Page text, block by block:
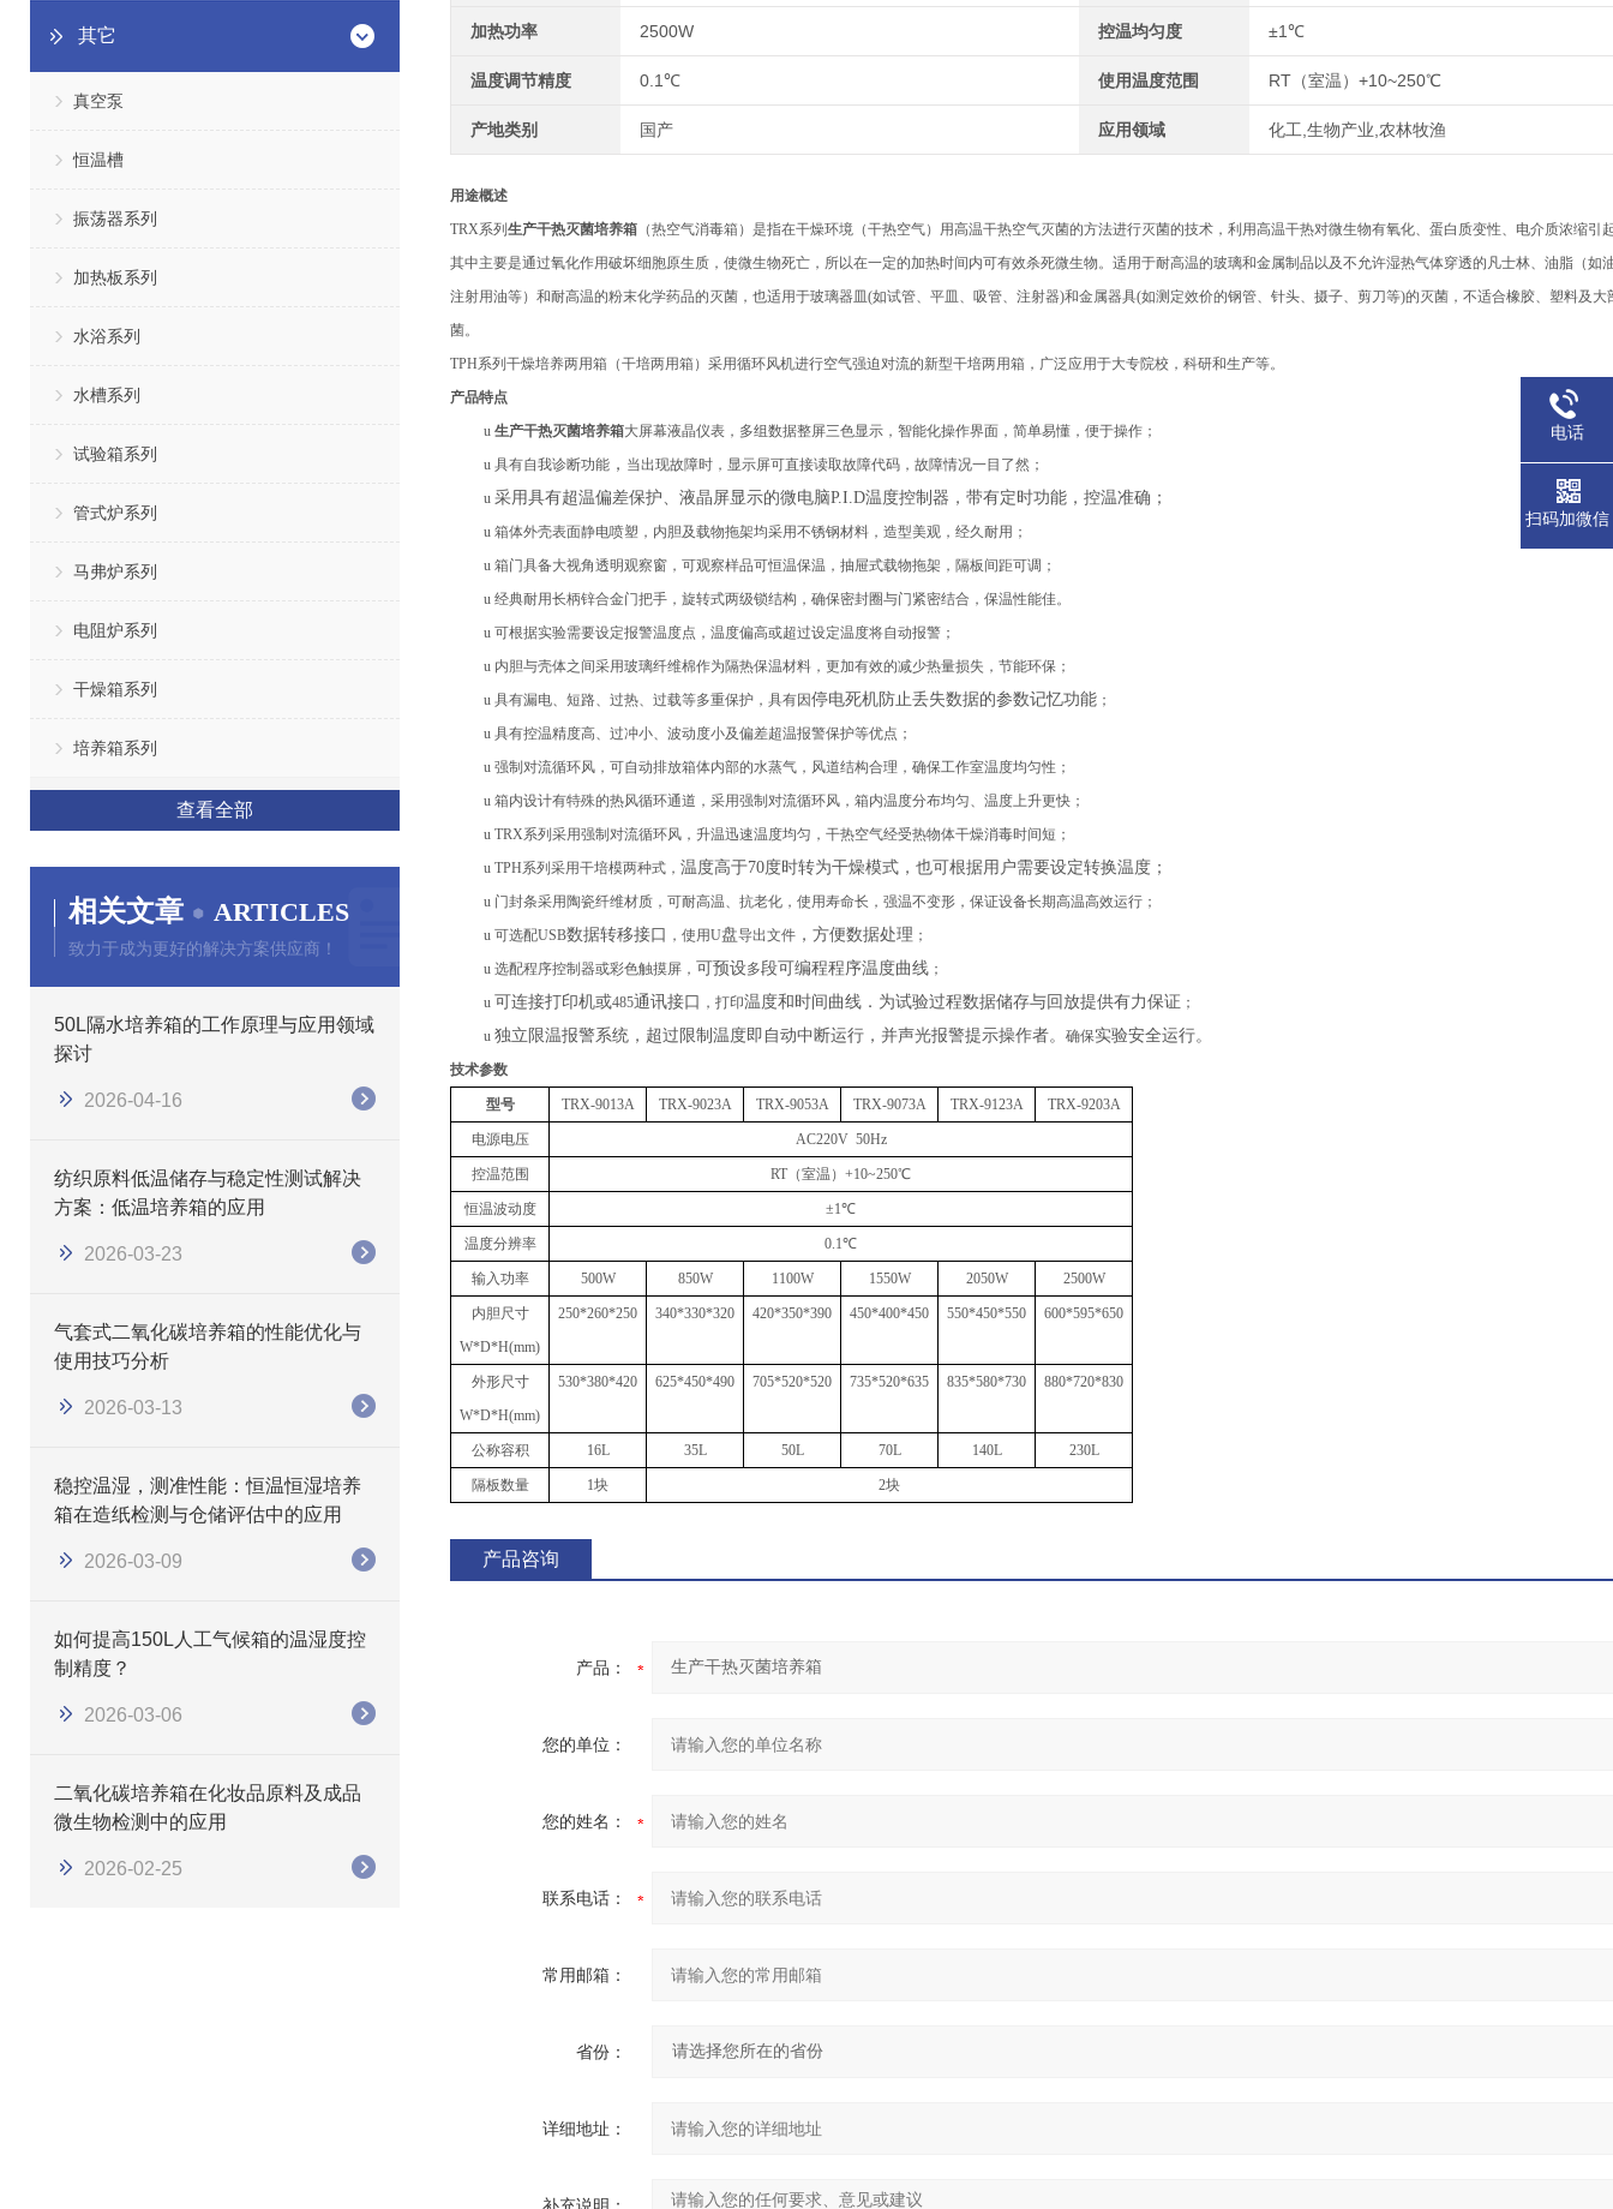
其它
真空泵
恒温槽
振荡器系列
加热板系列
水浴系列
水槽系列
试验箱系列
管式炉系列
马弗炉系列
电阻炉系列
干燥箱系列
培养箱系列
查看全部
相关文章 ARTICLES
致力于成为更好的解决方案供应商！
50L隔水培养箱的工作原理与应用领域
探讨
2026-04-16
纺织原料低温储存与稳定性测试解决
方案：低温培养箱的应用
2026-03-23
气套式二氧化碳培养箱的性能优化与
使用技巧分析
2026-03-13
稳控温湿，测准性能：恒温恒湿培养
箱在造纸检测与仓储评估中的应用
2026-03-09
如何提高150L人工气候箱的温湿度控
制精度？
2026-03-06
二氧化碳培养箱在化妆品原料及成品
微生物检测中的应用
2026-02-25
加热功率 2500W 控温均匀度 ±1℃
温度调节精度 0.1℃ 使用温度范围 RT（室温）+10~250℃
产地类别 国产 应用领域 化工,生物产业,农林牧渔
用途概述
TRX系列 生产干热灭菌培养箱 （热空气消毒箱）是指在干燥环境（干热空气）用高温干热空气灭菌的方法进行灭菌的技术，利用高温干热对微生物有氧化、蛋白质变性、电介质浓缩引
其中主要是通过氧化作用破坏细胞原生质，使微生物死亡，所以在一定的加热时间内可有效杀死微生物。适用于耐高温的玻璃和金属制品以及不允许湿热气体穿透的凡士林、油脂（如
注射用油等）和耐高温的粉末化学药品的灭菌，也适用于玻璃器皿(如试管、平皿、吸管、注射器)和金属器具(如测定效价的钢管、针头、摄子、剪刀等)的灭菌，不适合橡胶、塑料及大
菌。
TPH系列干燥培养两用箱（干培两用箱）采用循环风机进行空气强迫对流的新型干培两用箱，广泛应用于大专院校，科研和生产等。
产品特点
u 生产干热灭菌培养箱大屏幕液晶仪表 ，多组数据整屏三色显示，智能化操作界面，简单易懂，便于操作；
u 具有自我诊断功能 ， 当出现故障时，显示屏可直接读取故障代码 ， 故障情况一目了然 ；
u 采用具有超温偏差保护、液晶屏显示的微电脑P.I.D温度控制器，带有定时功能，控温准确；
u 箱体外壳表面静电喷塑 ， 内胆及载物拖架均采用不锈钢材料 ，造型美观， 经久耐用 ；
u 箱门具备大视角透明观察窗，可观察样品可恒温保温，抽屉式载物拖架，隔板间距可调；
u 经典耐用长柄锌合金门把手，旋转式两级锁结构，确保密封圈与门紧密结合，保温性能佳。
u 可根据实验需要设定报警温度点， 温度偏高或超过设定温度将自动报警；
u 内胆与壳体之间采用玻璃纤维棉作为隔热保温材料，更加有效的减少热量损失，节能环保；
u 具有漏电、短路、过热、过载等多重保护，具有因停电死机防止丢失数据的参数记忆功能 ；
u 具有控温精度高、过冲小、波动度小及偏差超温报警保护等优点 ；
u 强制对流循环风 ， 可自动排放箱体内部的水蒸气 ， 风道结构合理 ， 确保工作室温度均匀性；
u 箱内设计有特殊的热风循环通道，采用强制对流循环风，箱内温度分布均匀、温度上升更快 ；
u TRX系列 采用强制对流循环风，升温迅速温度均匀，干热空气经受热物体干燥消毒时间短；
u TPH系列 采用干培模两种式 ， 温度高于70度时转为干燥模式，也可根据用户需要设定转换温度；
u 门封条采用陶瓷纤维材质，可耐高温、抗老化，使用寿命长，强温不变形，保证设备长期高温高效运行；
u 可选配USB数据转移接口 ， 使用U盘导出文件 ， 方便数据处理 ；
u 选配程序控制器或彩色触摸屏， 可预设多段可编程程序温度曲线 ；
u 可连接打印机或485通讯接口 ， 打印温度和时间曲线．为试验过程数据储存与回放提供有力保证 ；
u 独立限温报警系统，超过限制温度即自动中断运行，并声光报警提示操作者。 确保实验安全运行。
技术参数
型号 TRX-9013A TRX-9023A TRX-9053A TRX-9073A TRX-9123A TRX-9203A
电源电压 AC220V 50Hz
控温范围 RT （室温 ） +10~250℃
恒温波动度 ±1℃
温度分辨率 0.1℃
输入功率 500W 850W 1100W 1550W 2050W 2500W
内胆尺寸
W*D*H(mm)
250*260*250 340*330*320 420*350*390 450*400*450 550*450*550 600*595*650
外形尺寸
W*D*H(mm)
530*380*420 625*450*490 705*520*520 735*520*635 835*580*730 880*720*830
公称容积 16L 35L 50L 70L 140L 230L
隔板数量 1块 2块
产品咨询
产品：
您的单位：
您的姓名：
联系电话：
常用邮箱：
省份：
详细地址：
电话
扫码加微信